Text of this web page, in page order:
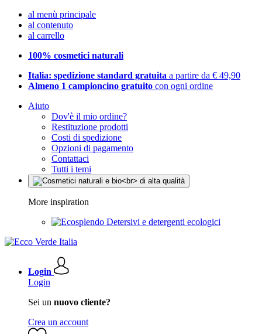
al menù principale
al contenuto
al carrello
100% cosmetici naturali
Italia: spedizione standard gratuita a partire da € 49,90
Almeno 1 campioncino gratuito con ogni ordine
Aiuto
Dov'è il mio ordine?
Restituzione prodotti
Costi di spedizione
Opzioni di pagamento
Contattaci
Tutti i temi
More inspiration
Detersivi e detergenti ecologici
Login
Login
Sei un nuovo cliente?
Crea un account